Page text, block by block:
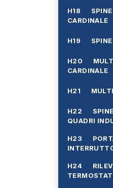
H18 SPINE
CARDINALE
H19 SPINE
H20
CARDINALE
H21
H22 SPINE,
QUADRI
H23
H24